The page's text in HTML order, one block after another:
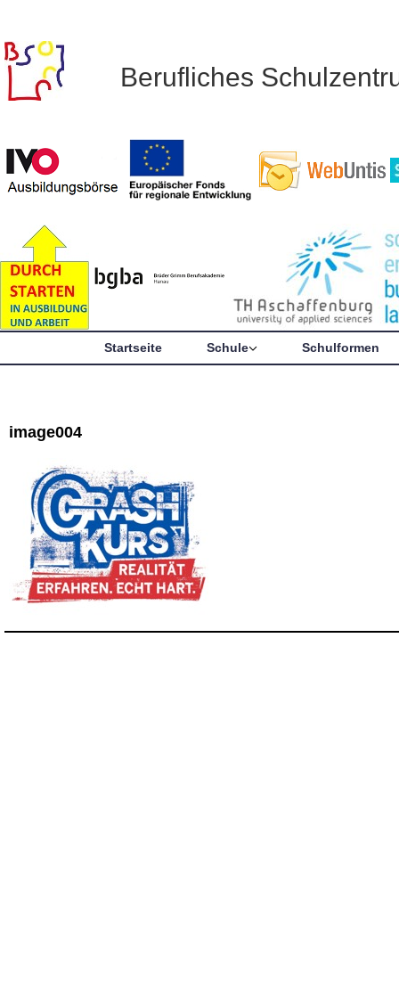
Berufliches
Startseite Schule Schulformen
image004